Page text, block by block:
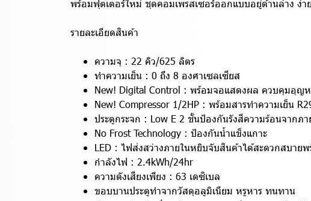
พร้อมฟุตเตอร์ใหม่ ชุดคอมเพรสเซอร์ออกแบบอยู่ด้านล่าง ง่า
รายละเอียดสินค้า
ความจุ : 22 คิว/625 ลิตร
ทำความเย็น : 0 ถึง 8 องศาเซลเซียส
New! Digital Control : พร้อมจอแสดงผล ควบคุมอุญ
New! Compressor 1/2HP : พร้อมสารทำความเย็น
ประตูกระจก : Low E 2 ชั้นป้องกันรังสีความร้อนจากภ
No Frost Technology : ป้องกันน้ำแข็งแกาะ
LED : ไฟส่งสว่างภายในหยิบจับสินค้าได้สะดวกสบาย
กำลังไฟ : 2.4kWh/24hr
ความดังเสียงเพียง : 63 เดซิเบล
ขอบบานประตูทำจากวัสดุอลูมิเนียม หรูหาร ทนทาน